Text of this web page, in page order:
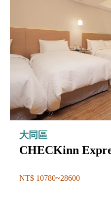
大同區
CHECKinn
NT$ 10780~28600